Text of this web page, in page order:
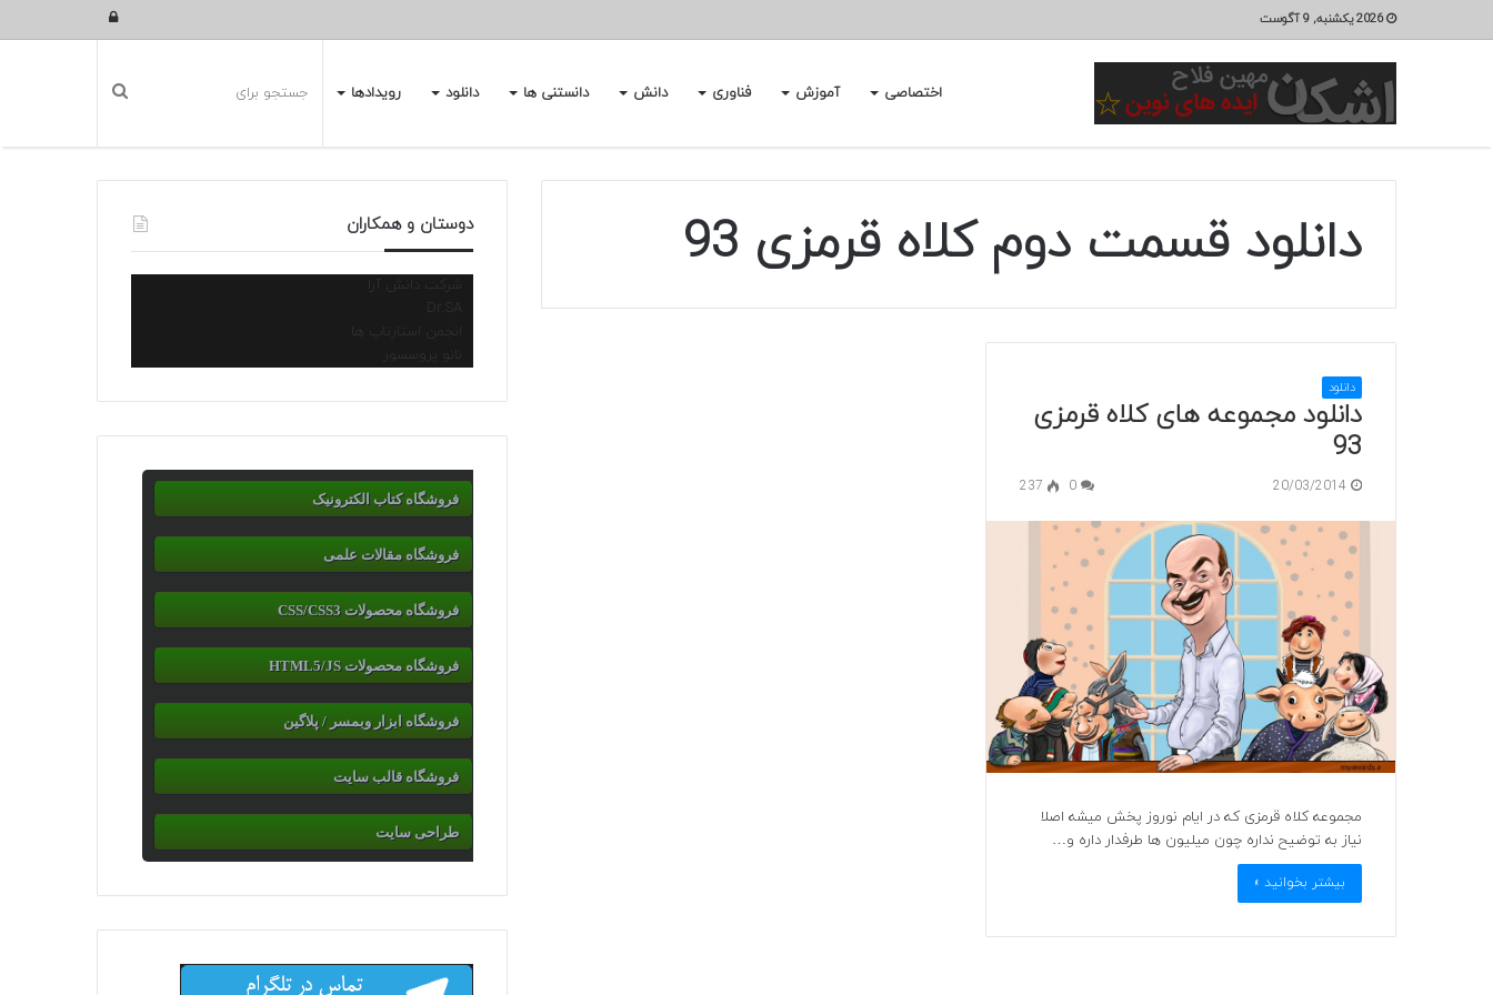
2026 یکشنبه, 9 آگوست ورود
اختصاصی آموزش فناوری دانش دانستنی ها دانلود رویدادها
دانلود قسمت دوم کلاه قرمزی 93
دانلود
دانلود مجموعه های کلاه قرمزی
93
20/03/2014
0
237
مجموعه کلاه قرمزی که در ایام نوروز پخش میشه اصلا
نیاز به توضیح نداره چون میلیون ها طرفدار داره و…
بیشتر بخوانید »
دوستان و همکاران
شرکت دانش آرا
انجمن استارتاپ ها
نانو پروسسور
فروشگاه کتاب الکترونیک
فروشگاه مقالات علمی
فروشگاه محصولات CSS/CSS3
فروشگاه محصولات HTML5/JS
فروشگاه ابزار وبمسر / پلاگین
فروشگاه قالب سایت
طراحی سایت